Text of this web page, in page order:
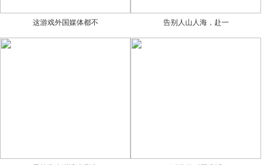
这游戏外国媒体都不 告别人山人海，赴一